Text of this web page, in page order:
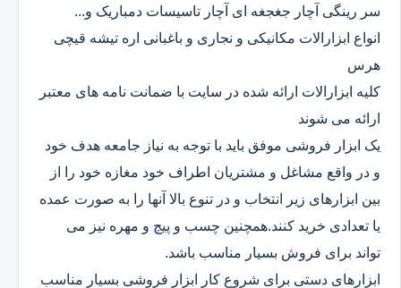
سر رینگی آچار جغجغه ای آچار تاسیسات دمباریک و...
انواع ابزارالات مکانیکی و نجاری و باغبانی اره تیشه قیچی
هرس
کلیه ابزارالات ارائه شده در سایت با ضمانت نامه های معتبر
ارائه می شوند
یک ابزار فروشی موفق باید با توجه به نیاز جامعه هدف خود
و در واقع مشاغل و مشتریان اطراف خود مغازه خود را از
بین ابزارهای زیر انتخاب و در تنوع بالا آنها را به صورت عمده
یا تعدادی خرید کنند.همچنین چسب و پیچ و مهره نیز می
تواند برای فروش بسیار مناسب باشد.
ابزارهای دستی برای شروع کار ابزار فروشی بسیار مناسب